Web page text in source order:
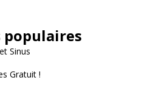
Sinus
Gratuit !